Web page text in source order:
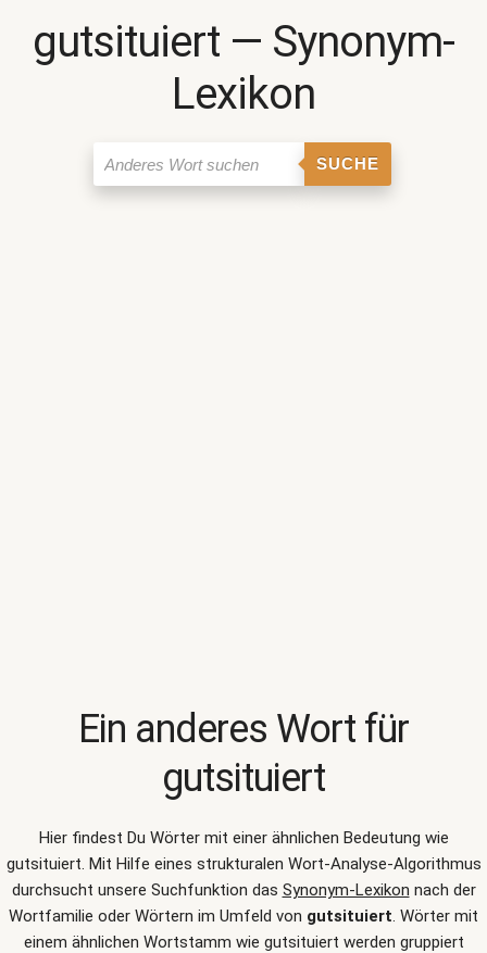
gutsituiert ― Synonym-
Lexikon
SUCHE
Ein anderes Wort für
gutsituiert
Hier findest Du Wörter mit einer ähnlichen Bedeutung wie
gutsituiert. Mit Hilfe eines strukturalen Wort-Analyse-Algorithmus
durchsucht unsere Suchfunktion das Synonym-Lexikon nach der
Wortfamilie oder Wörtern im Umfeld von gutsituiert. Wörter mit
einem ähnlichen Wortstamm wie gutsituiert werden gruppiert